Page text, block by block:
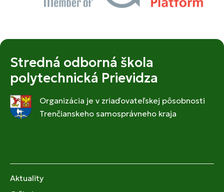
Stredná odborná škola
polytechnická Prievidza
Organizácia je v zriaďovateľskej pôsobnosti
Trenčianskeho samosprávneho kraja
Aktuality